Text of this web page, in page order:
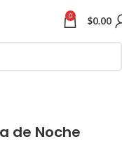
0 $0.00
de Noche